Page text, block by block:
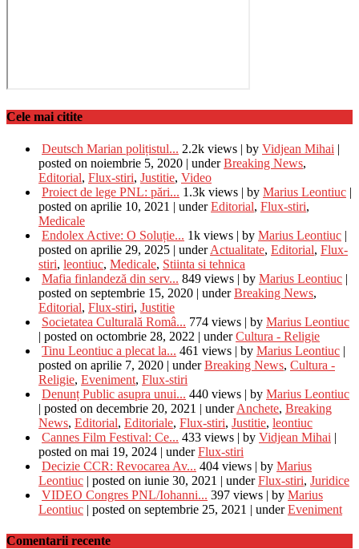
Cele mai citite
Deutsch Marian polițistul... 2.2k views | by Vidjean Mihai |
posted on noiembrie 5, 2020 | underBreaking News,
Editorial, Flux-stiri, Justitie, Video
Proiect de lege PNL: pări... 1.3k views | by Marius Leontiuc |
posted on aprilie 10, 2021 | underEditorial, Flux-stiri,
Medicale
Endolex Active: O Soluție... 1k views | by Marius Leontiuc |
posted on aprilie 29, 2025 | underActualitate, Editorial, Flux-
stiri, leontiuc, Medicale, Stiinta si tehnica
Mafia finlandeză din serv... 849 views | by Marius Leontiuc |
posted on septembrie 15, 2020 | underBreaking News,
Editorial, Flux-stiri, Justitie
Societatea Culturală Româ... 774 views | by Marius Leontiuc
| posted on octombrie 28, 2022 | underCultura - Religie
Tinu Leontiuc a plecat la... 461 views | by Marius Leontiuc |
posted on aprilie 7, 2020 | underBreaking News, Cultura -
Religie, Eveniment, Flux-stiri
Denunț Public asupra unui... 440 views | by Marius Leontiuc
| posted on decembrie 20, 2021 | underAnchete, Breaking
News, Editorial, Editoriale, Flux-stiri, Justitie, leontiuc
Cannes Film Festival: Ce... 433 views | by Vidjean Mihai |
posted on mai 19, 2024 | underFlux-stiri
Decizie CCR: Revocarea Av... 404 views | by Marius
Leontiuc | posted on iunie 30, 2021 | underFlux-stiri, Juridice
VIDEO Congres PNL/Iohanni... 397 views | by Marius
Leontiuc | posted on septembrie 25, 2021 | underEveniment
Comentarii recente